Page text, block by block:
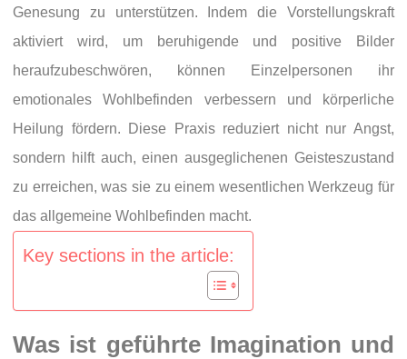
Genesung zu unterstützen. Indem die Vorstellungskraft
aktiviert wird, um beruhigende und positive Bilder
heraufzubeschwören, können Einzelpersonen ihr
emotionales Wohlbefinden verbessern und körperliche
Heilung fördern. Diese Praxis reduziert nicht nur Angst,
sondern hilft auch, einen ausgeglichenen Geisteszustand
zu erreichen, was sie zu einem wesentlichen Werkzeug für
das allgemeine Wohlbefinden macht.
Key sections in the article:
Was ist geführte Imagination und